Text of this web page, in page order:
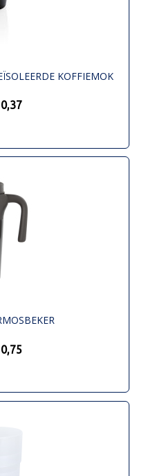
KOFFIEMOK